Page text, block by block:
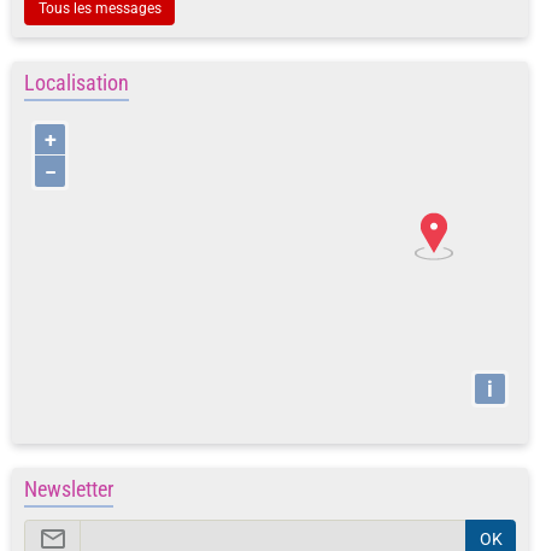
Tous les messages
Localisation
+
−
i
Newsletter
OK